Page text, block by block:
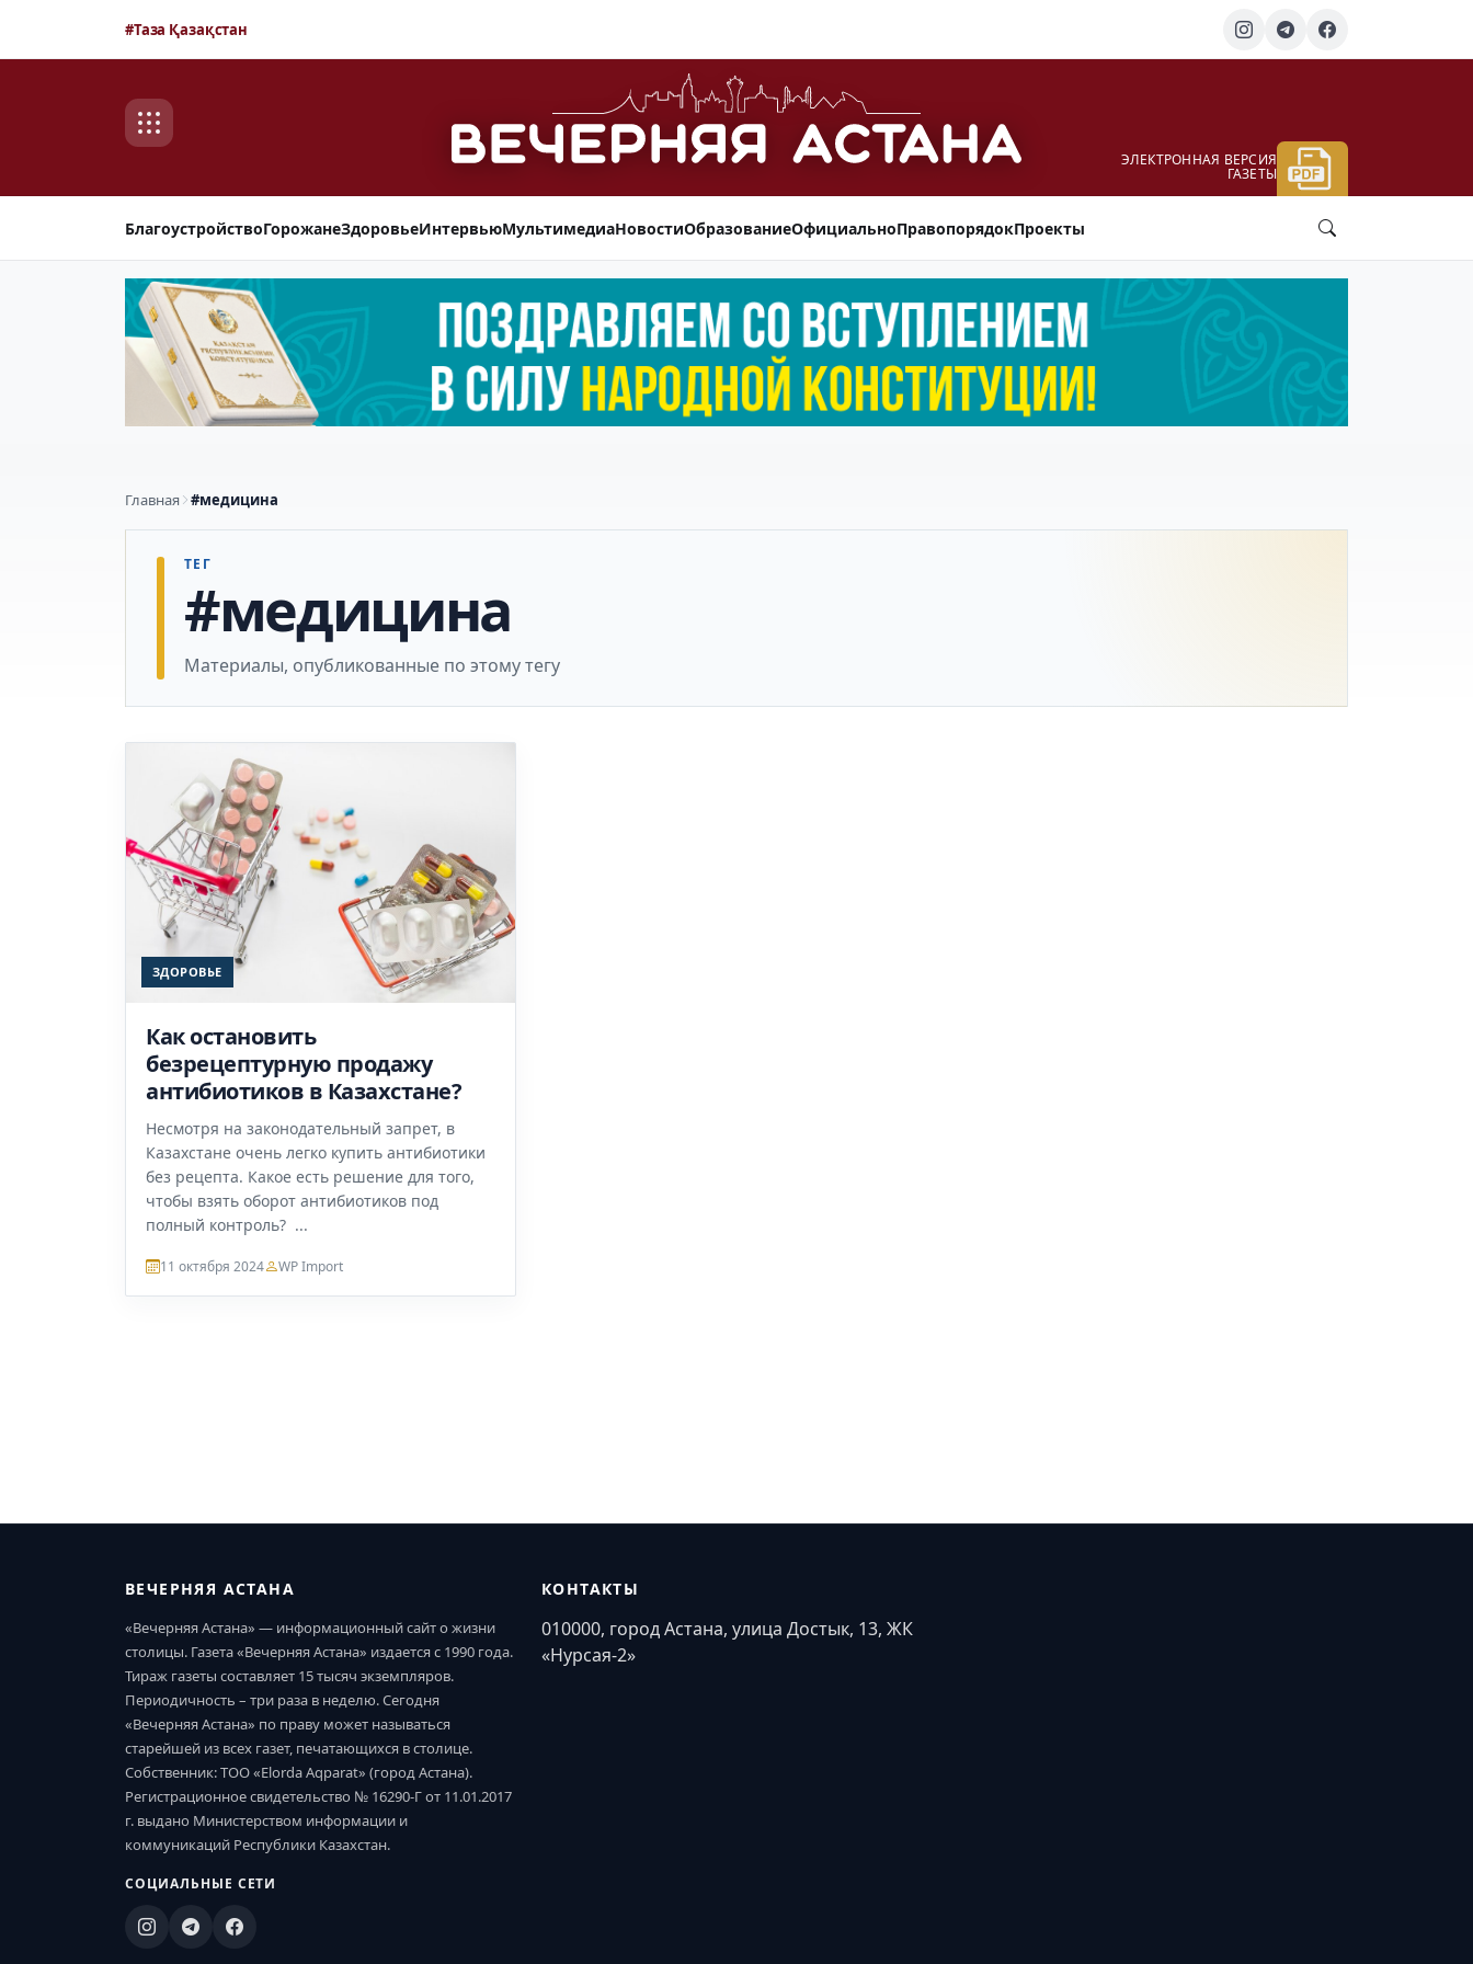
#Таза Қазақстан
ЭЛЕКТРОННАЯ ВЕРСИЯ
ГАЗЕТЫ
БлагоустройствоГорожанеЗдоровьеИнтервьюМультимедиаНовостиОбразованиеОфициальноПравопорядокПроекты
Главная #медицина
ТЕГ
#медицина
Материалы, опубликованные по этому тегу
ЗДОРОВЬЕ
Как остановить
безрецептурную продажу
антибиотиков в Казахстане?
Несмотря на законодательный запрет, в
Казахстане очень легко купить антибиотики
без рецепта. Какое есть решение для того,
чтобы взять оборот антибиотиков под
полный контроль? ...
11 октября 2024 WP Import
ВЕЧЕРНЯЯ АСТАНА
«Вечерняя Астана» — информационный сайт о жизни
столицы. Газета «Вечерняя Астана» издается с 1990 года.
Тираж газеты составляет 15 тысяч экземпляров.
Периодичность – три раза в неделю. Сегодня
«Вечерняя Астана» по праву может называться
старейшей из всех газет, печатающихся в столице.
Собственник: ТОО «Elorda Aqparat» (город Астана).
Регистрационное свидетельство № 16290-Г от 11.01.2017
г. выдано Министерством информации и
коммуникаций Республики Казахстан.
СОЦИАЛЬНЫЕ СЕТИ
КОНТАКТЫ
010000, город Астана, улица Достык, 13, ЖК
«Нурсая-2»